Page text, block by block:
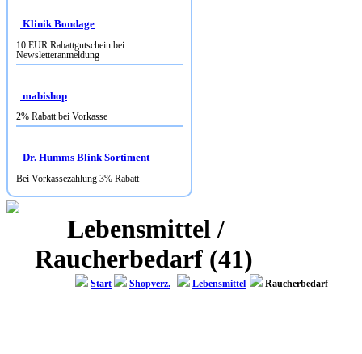
Newsletteranmeldung
mabishop
Dr. Humms Blink Sortiment
Lebensmittel /
Raucherbedarf (41)